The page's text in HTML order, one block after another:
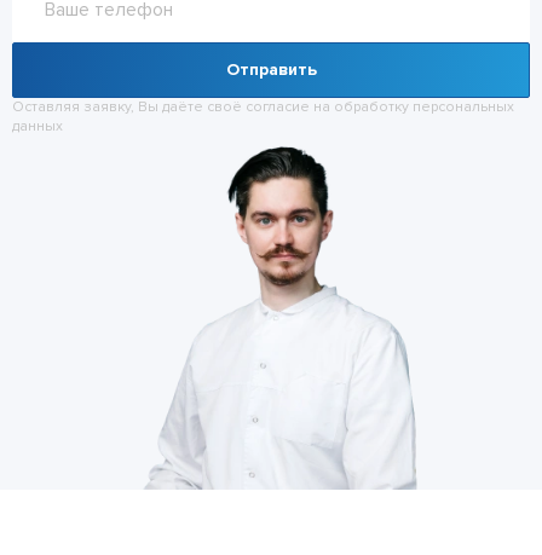
Отправить
Оставляя заявку, Вы даёте своё согласие на обработку персональных
данных